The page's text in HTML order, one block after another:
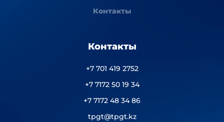
Контакты
Контакты
+7 701 419 2752
+7 7172 50 19 34
+7 7172 48 34 86
tpgt@tpgt.kz